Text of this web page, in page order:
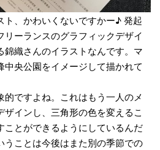
ト、かわいくないですかー♪ 発起
リーランスのグラフィックデザイ
織さんのイラストなんです。マ
中央公園をイメージして描かれて
ですよね。これはもう一人のメ
インし、三角形の色を変えるこ
ことができるようにしているんだ
うことは今後はまた別の季節での